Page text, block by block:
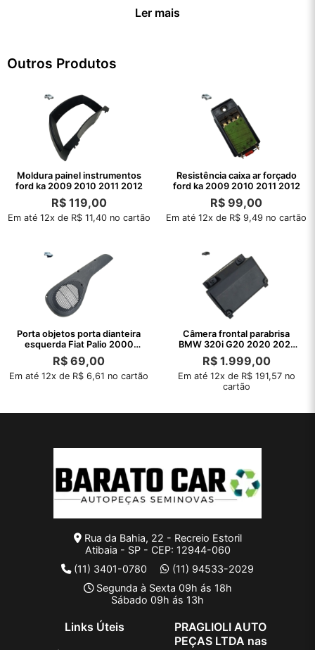
Ler mais
Outros Produtos
Moldura painel instrumentos
ford ka 2009 2010 2011 2012
R$119,00
Em até 12x de R$ 11,40 no cartão
Resistência caixa ar forçado
ford ka 2009 2010 2011 2012
R$ 99,00
Em até 12x de R$ 9,49 no cartão
Porta objetos porta dianteira
esquerda Fiat Palio 2000
1999
R$ 69,00
Em até 12x de R$ 6,61 no cartão
Câmera frontal parabrisa
BMW 320i G20 2020 2021
2022 2023 24
R$1.999,00
Em até 12x de R$ 191,57 no
cartão
Rua da Bahia, 22 - Recreio Estoril
Atibaia - SP - CEP: 12944-060
(11) 3401-0780
(11) 94533-2029
Segunda à Sexta 09h ás 18h
Sábado 09h ás 13h
Links Úteis
PRAGLIOLI AUTO
PEÇAS LTDA nas